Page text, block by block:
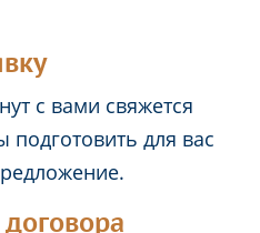
с вами свяжется
для вас